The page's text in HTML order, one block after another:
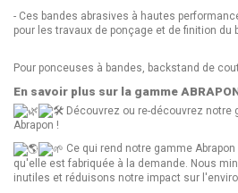
- Ces bandes abrasives à hautes
pour les travaux de ponçage et de finition du
Pour ponceuses à bandes, backstand de
En savoir plus sur la gamme
Découvrez ou re-découvrez notre
Abrapon !
Ce qui rend notre gamme
qu'elle est fabriquée à la demande. Nous
inutiles et réduisons notre impact sur